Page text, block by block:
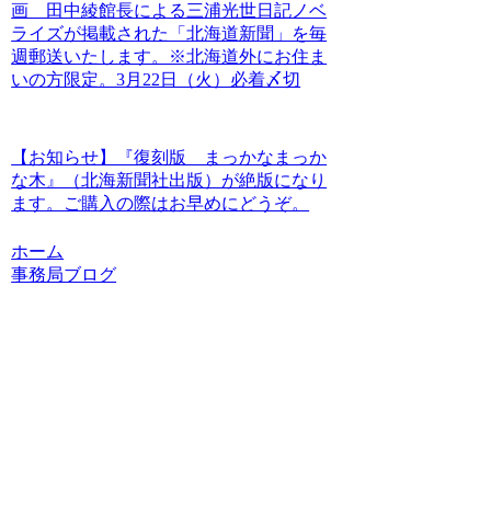
画 田中綾館長による三浦光世日記ノベ
ライズが掲載された「北海道新聞」を毎
週郵送いたします。※北海道外にお住ま
いの方限定。3月22日（火）必着〆切
【お知らせ】『復刻版 まっかなまっか
な木』（北海新聞社出版）が絶版になり
ます。ご購入の際はお早めにどうぞ。
ホーム
事務局ブログ